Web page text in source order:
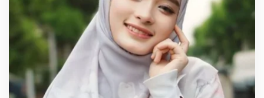
k
n
B
a
n